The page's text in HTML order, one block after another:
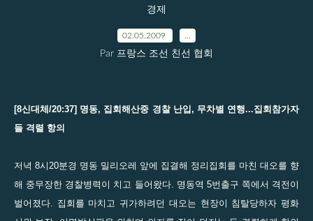
경제
02.05.2009
Par 프랑스 조선 친선 협회
[8신대체/20:37] 명동, 집회해산중 경찰 난입, 무차별 연행...집회참가자
들 격렬 항의
저녁 8시20분경 명동 밀리오레 앞에 집결해 정리집회를 마친 대오를 향
해 중무장한 경찰병력이 치고 들어왔다. 명동역 5번출구 쪽에서 격전이
벌어졌다. 집회를 마치고 귀가하려던 대오는 현장이 침탈당하자 평화